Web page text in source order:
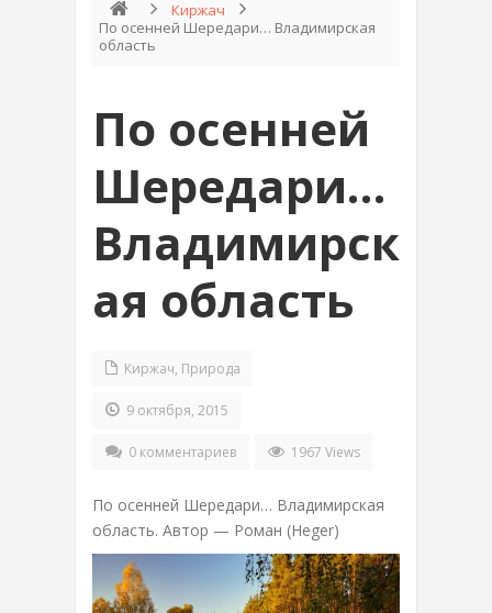
Киржач
По осенней Шередари… Владимирская
область
По осенней
Шередари…
Владимирск
ая область
Киржач, Природа
9 октября, 2015
0 комментариев 1967 Views
По осенней Шередари… Владимирская
область. Автор — Роман (Heger)